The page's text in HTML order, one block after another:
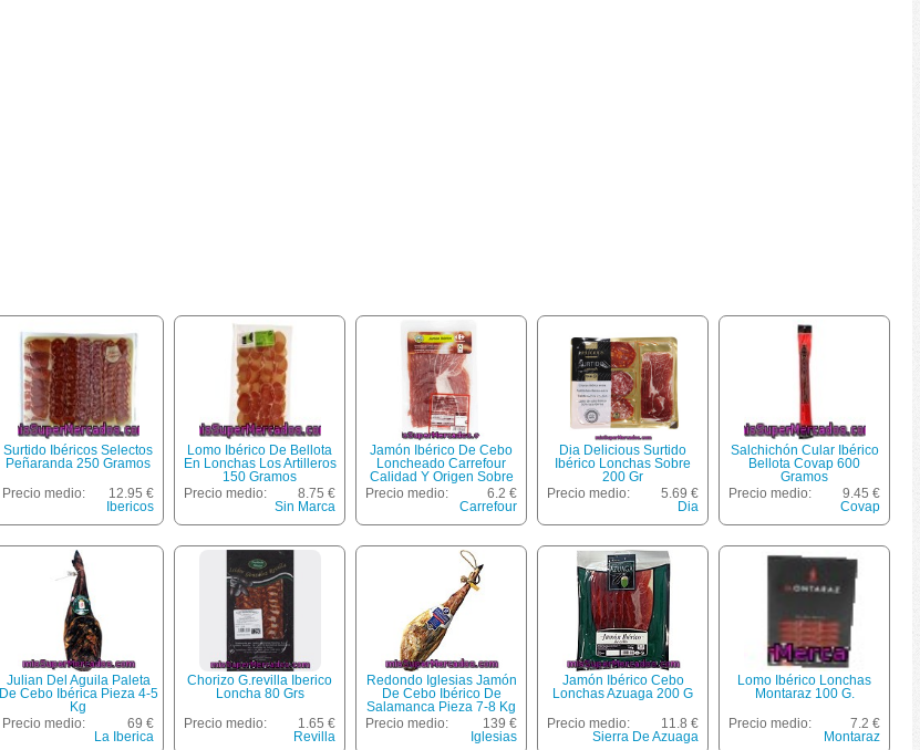
Surtido Ibéricos Selectos
Peñaranda 250 Gramos
Precio medio:
12.95 €
Ibericos
Lomo Ibérico De Bellota
En Lonchas Los Artilleros
150 Gramos
Precio medio:
8.75 €
Sin Marca
Jamón Ibérico De Cebo
Loncheado Carrefour
Calidad Y Origen Sobre
De 100 G.
Precio medio:
6.2 €
Carrefour
Dia Delicious Surtido
Ibérico Lonchas Sobre
200 Gr
Precio medio:
5.69 €
Dia
Salchichón Cular Ibérico
Bellota Covap 600
Gramos
Precio medio:
9.45 €
Covap
Julian Del Aguila Paleta
De Cebo Ibérica Pieza 4-5
Kg
Precio medio:
69 €
La Iberica
Chorizo G.revilla Iberico
Loncha 80 Grs
Precio medio:
1.65 €
Revilla
Redondo Iglesias Jamón
De Cebo Ibérico De
Salamanca Pieza 7-8 Kg
Precio medio:
139 €
Iglesias
Jamón Ibérico Cebo
Lonchas Azuaga 200 G
Precio medio:
11.8 €
Sierra De Azuaga
Lomo Ibérico Lonchas
Montaraz 100 G.
Precio medio:
7.2 €
Montaraz